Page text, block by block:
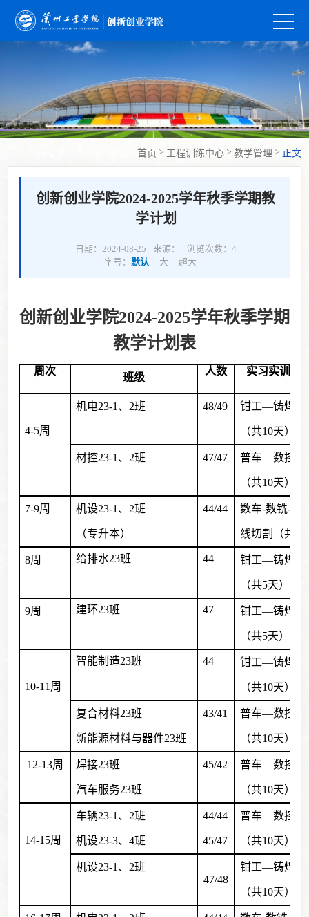
首页 > 工程训练中心 > 教学管理 > 正文
创新创业学院2024-2025学年秋季学期教
学计划
日期：2024-08-25 来源： 浏览次数： 4
字号： 默认 大 超大
创新创业学院2024-2025学年秋季学期
教学计划表
周次
班级
人数 实习实训项
4-5周
机电23-1、2班 48/49 钳工—铸焊
（共10天）
材控23-1、2班 47/47 普车—数控—
（共10天）
7-9周 机设23-1、2班
（专升本）
44/44 数车-数铣-3D
线切割（共
8周 给排水23班 44 钳工—铸焊
（共5天）
9周 建环23班 47 钳工—铸焊
（共5天）
10-11周
智能制造23班 44 钳工—铸焊
（共10天）
复合材料23班
新能源材料与器件23班
43/41 普车—数控—
（共10天）
12-13周 焊接23班
汽车服务23班
45/42 普车—数控—
（共10天）
14-15周
车辆23-1、2班
机设23-3、4班
44/44
45/47
普车—数控—
（共10天）
机设23-1、2班
47/48
钳工—铸焊
（共10天）